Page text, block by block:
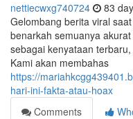
nettiecwxg740724 83
Gelombang berita viral
benarkah semuanya
sebagai kenyataan
Kami akan membahas
https://
hari-ini-fakta-atau-hoax
Comments